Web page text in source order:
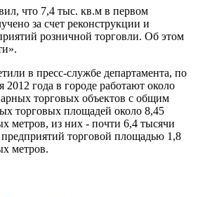
что 7,4 тыс. кв.м в первом
за счет реконструкции и
розничной торговли. Об этом
в пресс-службе департамента, по
года в городе работают около
торговых объектов с общим
торговых площадей около 8,45
метров, из них - почти 6,4 тысячи
торговой площадью 1,8
метров.